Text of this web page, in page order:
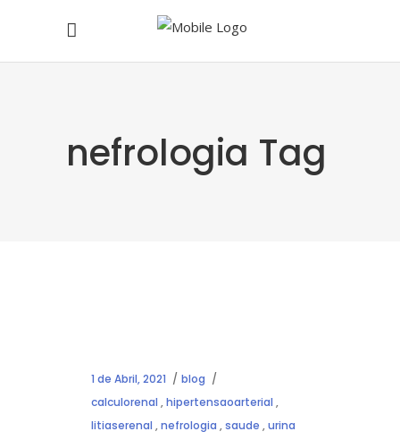
nefrologia Tag
1 de Abril, 2021
blog
calculorenal ,hipertensaoarterial ,
litiaserenal ,nefrologia ,saude ,urina